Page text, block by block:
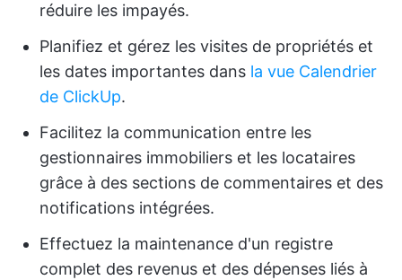
réduire les impayés.
Planifiez et gérez les visites de propriétés et
les dates importantes dans la vue Calendrier
de ClickUp.
Facilitez la communication entre les
gestionnaires immobiliers et les locataires
grâce à des sections de commentaires et des
notifications intégrées.
Effectuez la maintenance d'un registre
complet des revenus et des dépenses liés à